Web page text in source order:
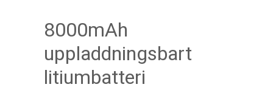
8000mAh
uppladdningsbart
litiumbatteri